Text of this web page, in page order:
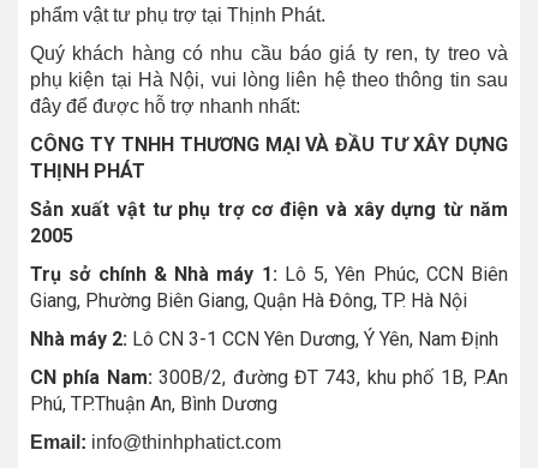
phẩm vật tư phụ trợ tại Thịnh Phát.
Quý khách hàng có nhu cầu báo giá ty ren, ty treo và
phụ kiện tại Hà Nội, vui lòng liên hệ theo thông tin sau
đây để được hỗ trợ nhanh nhất:
CÔNG TY TNHH THƯƠNG MẠI VÀ ĐẦU TƯ XÂY DỰNG
THỊNH PHÁT
Sản xuất vật tư phụ trợ cơ điện và xây dựng từ năm
2005
Trụ sở chính & Nhà máy 1: Lô 5, Yên Phúc, CCN Biên
Giang, Phường Biên Giang, Quận Hà Đông, TP. Hà Nội
Nhà máy 2: Lô CN 3-1 CCN Yên Dương, Ý Yên, Nam Định
CN phía Nam:300B/2, đường ĐT 743, khu phố 1B, P.An
Phú, TP.Thuận An, Bình Dương
Email: info@thinhphatict.com